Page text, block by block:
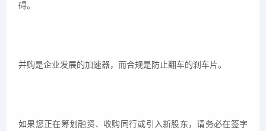
碍。
并购是企业发展的加速器，而合规是防止翻车的刹车片。
如果您正在筹划融资、收购同行或引入新股东，请务必在签字